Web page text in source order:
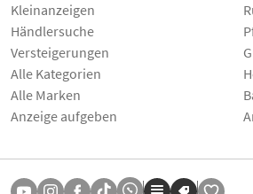
Kleinanzeigen
Händlersuche
Versteigerungen
Alle Kategorien
Alle Marken
Anzeige aufgeben